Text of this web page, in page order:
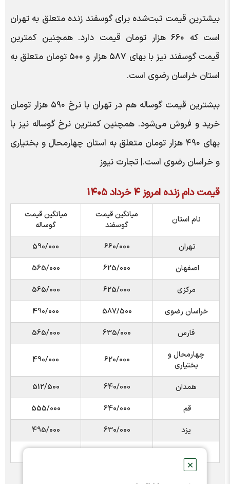
✕
بیشترین قیمت ثبت‌شده برای گوسفند زنده متعلق به تهران
است که ۶۶۰ هزار تومان قیمت دارد. همچنین کمترین
قیمت گوسفند نیز با بهای ۵۸۷ هزار و ۵۰۰ تومان متعلق به
استان خراسان رضوی است.
ببشترین قیمت گوساله هم در تهران با نرخ ۵۹۰ هزار تومان
خرید و فروش می‌شود. همچنین کمترین نرخ گوساله نیز با
بهای ۴۹۰ هزار تومان متعلق به استان چهارمحال و بختیاری
و خراسان رضوی است.| تجارت نیوز
قیمت دام زنده امروز ۴ خرداد ۱۴۰۵
نام استان
میانگین قیمت
گوسفند
میانگین قیمت
گوساله
تهران
660/000
590/000
اصفهان
625/000
565/000
مرکزی
625/000
565/000
خراسان رضوی
587/500
490/000
فارس
635/000
565/000
چهارمحال و
بختیاری
620/000
490/000
همدان 640/000
512/500
قم
640/000
555/000
یزد
630/000
495/000